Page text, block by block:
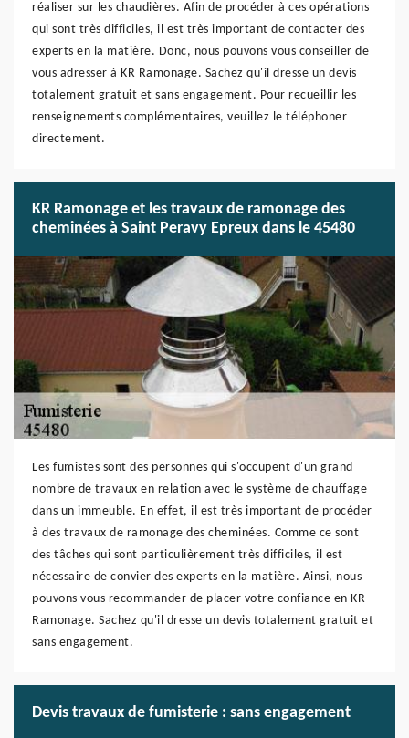
réaliser sur les chaudières. Afin de procéder à ces opérations
qui sont très difficiles, il est très important de contacter des
experts en la matière. Donc, nous pouvons vous conseiller de
vous adresser à KR Ramonage. Sachez qu'il dresse un devis
totalement gratuit et sans engagement. Pour recueillir les
renseignements complémentaires, veuillez le téléphoner
directement.
KR Ramonage et les travaux de ramonage des
cheminées à Saint Peravy Epreux dans le 45480
Les fumistes sont des personnes qui s'occupent d'un grand
nombre de travaux en relation avec le système de chauffage
dans un immeuble. En effet, il est très important de procéder
à des travaux de ramonage des cheminées. Comme ce sont
des tâches qui sont particulièrement très difficiles, il est
nécessaire de convier des experts en la matière. Ainsi, nous
pouvons vous recommander de placer votre confiance en KR
Ramonage. Sachez qu'il dresse un devis totalement gratuit et
sans engagement.
Devis travaux de fumisterie : sans engagement